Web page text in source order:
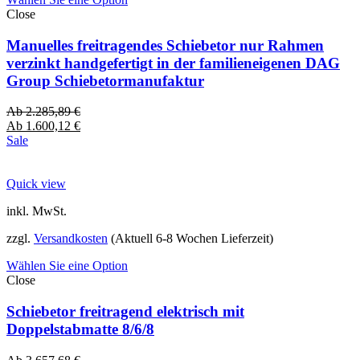
Close
Manuelles freitragendes Schiebetor nur Rahmen
verzinkt handgefertigt in der familieneigenen DAG
Group Schiebetormanufaktur
Ab2.285,89€
Ab 1.600,12 €
Sale
Quick view
inkl. MwSt.
zzgl. Versandkosten (Aktuell 6-8 Wochen Lieferzeit)
Wählen Sie eine Option
Close
Schiebetor freitragend elektrisch mit
Doppelstabmatte 8/6/8